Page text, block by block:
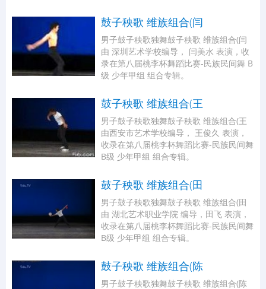
鼓子秧歌 维族组合(闫
男子鼓子秧歌独舞鼓子秧歌 维族组合(闫
由 深圳艺术学校编导， 闫美水 表演，收
录在第八届桃李杯舞蹈比赛-民族民间舞 B
级 少年甲组 组合专辑。
鼓子秧歌 维族组合(王
男子鼓子秧歌独舞鼓子秧歌 维族组合(王
由西安市艺术学校编导， 王俊久 表演，
收录在第八届桃李杯舞蹈比赛-民族民间舞
B级 少年甲组 组合专辑。
鼓子秧歌 维族组合(田
男子鼓子秧歌独舞鼓子秧歌 维族组合(田
由 湖北艺术职业学院 编导，田飞 表演，
收录在第八届桃李杯舞蹈比赛-民族民间舞
B级 少年甲组 组合专辑。
鼓子秧歌 维族组合(陈
男子鼓子秧歌独舞鼓子秧歌 维族组合(陈